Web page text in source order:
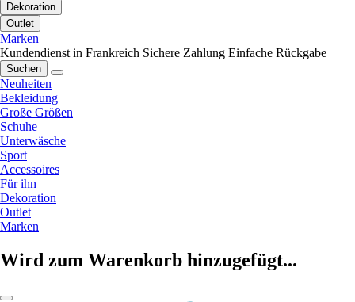
Dekoration
Outlet
Marken
Kundendienst in Frankreich Sichere Zahlung Einfache Rückgabe
Suchen
Neuheiten
Bekleidung
Große Größen
Schuhe
Unterwäsche
Sport
Accessoires
Für ihn
Dekoration
Outlet
Marken
Wird zum Warenkorb hinzugefügt...